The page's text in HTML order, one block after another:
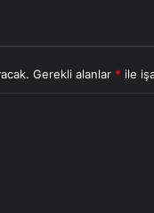
Gerekli alanlar * ile